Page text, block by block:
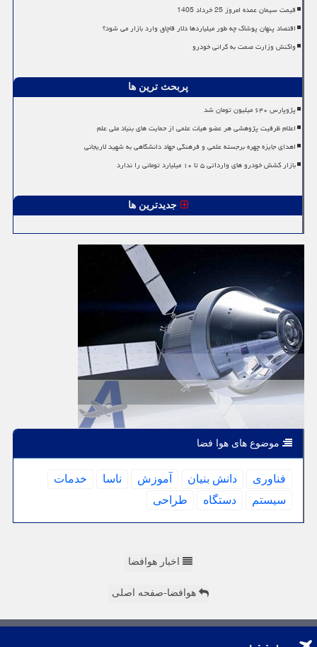
قیمت سیمان عمده امروز 25 خرداد 1405
اقتصاد پنهان پوشاک چه طور میلیاردها دلار قاچاق وارد بازار می شود؟
واکنش وزارت صمت به گرانی خودرو
پربحث ترین ها
پژوپارس ۶۴۰ میلیون تومان شد
اعلام ظرفیت پژوهشی هر عضو هیات علمی از حمایت های بنیاد ملی علم
اهدای جایزه چهره برجسته علمی و فرهنگی جهاد دانشگاهی به شهید لاریجانی
بازار کشش خودرو های وارداتی ۵ تا ۱۰ میلیارد تومانی را ندارد
جدیدترین ها
موضوع های هوا فضا
فناوری دانش بنیان آموزش ناسا
خدمات
سیستم
دستگاه طراحی
اخبار هوافضا
هوافضا-صفحه اصلی